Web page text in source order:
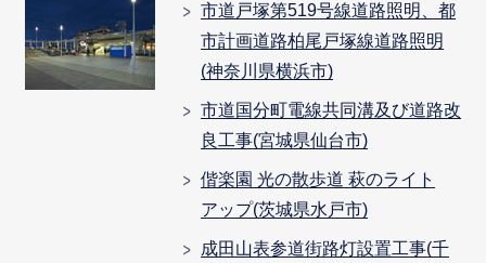
市道戸塚第519号線道路照明、都
市計画道路柏尾戸塚線道路照明
(神奈川県横浜市)
市道国分町電線共同溝及び道路改
良工事(宮城県仙台市)
偕楽園 光の散歩道 萩のライト
アップ(茨城県水戸市)
成田山表参道街路灯設置工事(千